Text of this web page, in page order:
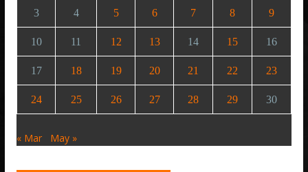
3 4 5 6 7 8 9
10 11 12 13 14 15 16
17 18 19 20 21 22 23
24 25 26 27 28 29 30
« Mar May »